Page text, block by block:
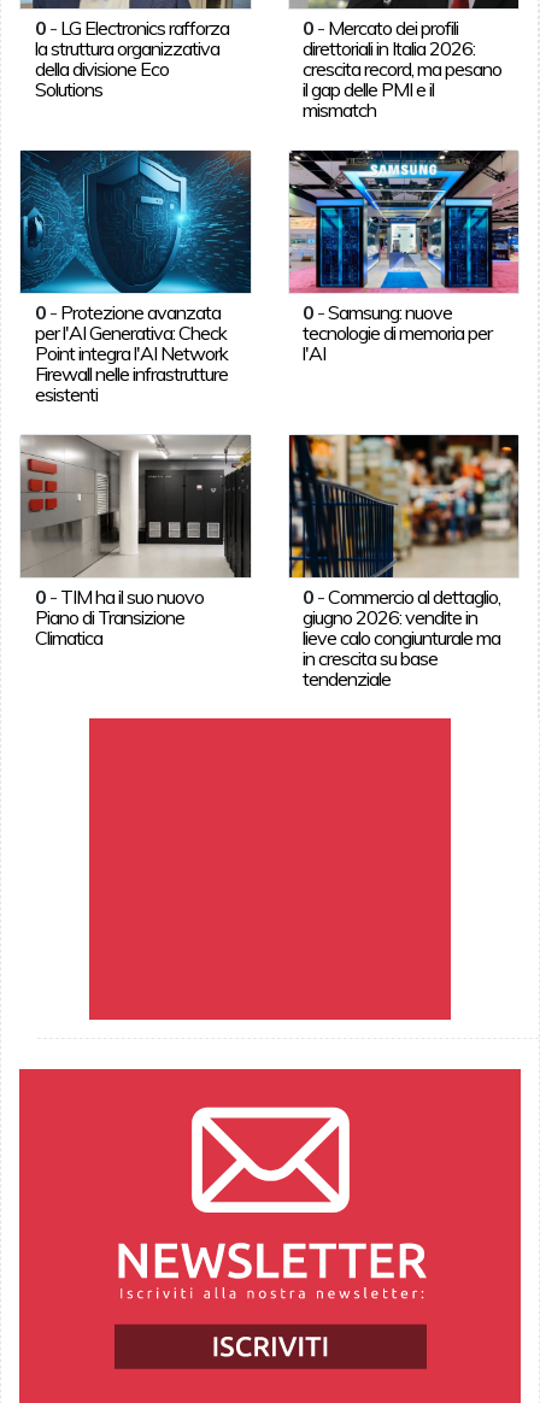
0- LG Electronics rafforza
la struttura organizzativa
della divisione Eco
Solutions
0 - Mercato dei profili
direttoriali in Italia 2026:
crescita record, ma pesano
il gap delle PMI e il
mismatch
0- Protezione avanzata
per l'AI Generativa: Check
Point integra l'AI Network
Firewall nelle infrastrutture
esistenti
0 -Samsung: nuove
tecnologie di memoria per
l'AI
0- TIM ha il suo nuovo
Piano di Transizione
Climatica
0 -Commercio al dettaglio,
giugno 2026: vendite in
lieve calo congiunturale ma
in crescita su base
tendenziale